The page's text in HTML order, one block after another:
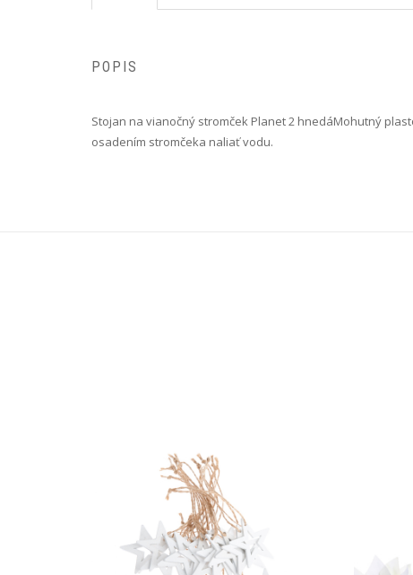
POPIS
Stojan na vianočný stromček Planet 2 hnedá Mohutný
osadením stromčeka naliať vodu.